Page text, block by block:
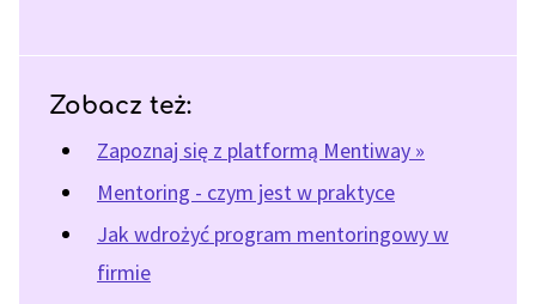
Zobacz też:
Zapoznaj się z platformą Mentiway »
Mentoring - czym jest w praktyce
Jak wdrożyć program mentoringowy w
firmie